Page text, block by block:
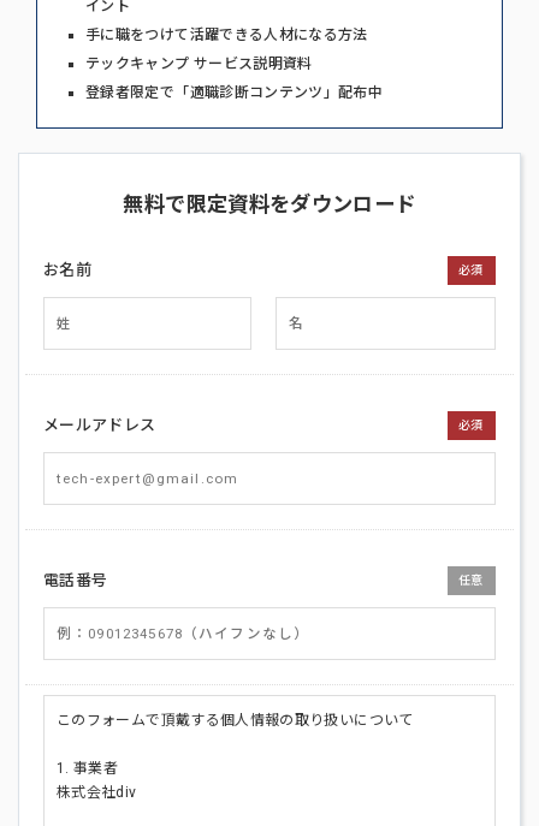
イント
手に職をつけて活躍できる人材になる方法
テックキャンプ サービス説明資料
登録者限定で「適職診断コンテンツ」配布中
無料で限定資料をダウンロード
お名前 必須
メールアドレス 必須
電話番号 任意
このフォームで頂戴する個人情報の取り扱いについて
1. 事業者
株式会社div